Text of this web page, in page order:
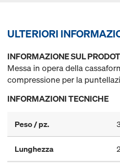
ULTERIORI
INFORMAZIONE SUL
Messa in opera della
compressione per la
INFORMAZIONI TECNICHE
Peso / pz.
Lunghezza